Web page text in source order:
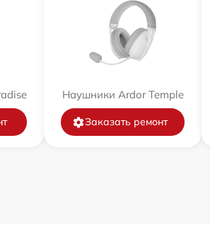
Наушники Ardor Temple
Заказать ремонт